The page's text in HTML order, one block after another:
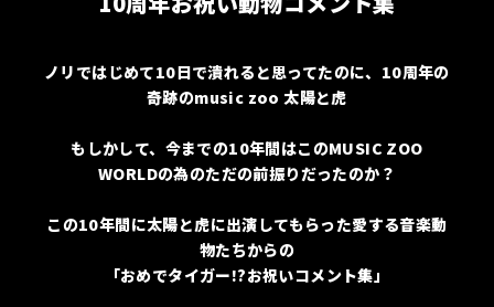
MAP
MOVIE
ノリではじめて10日で潰れると思ってたのに、10周年の
奇跡のmusic zoo 太陽と虎
もしかして、今までの10年間はこのMUSIC ZOO
WORLDの為のただの前振りだったのか？
この10年間に太陽と虎に出演してもらった愛する音楽動
物たちからの
「おめでタイガー!?お祝いコメント集」